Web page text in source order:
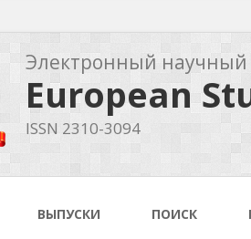
Электронный научный
European
ISSN 2310-3094
ВЫПУСКИ ПОИСК